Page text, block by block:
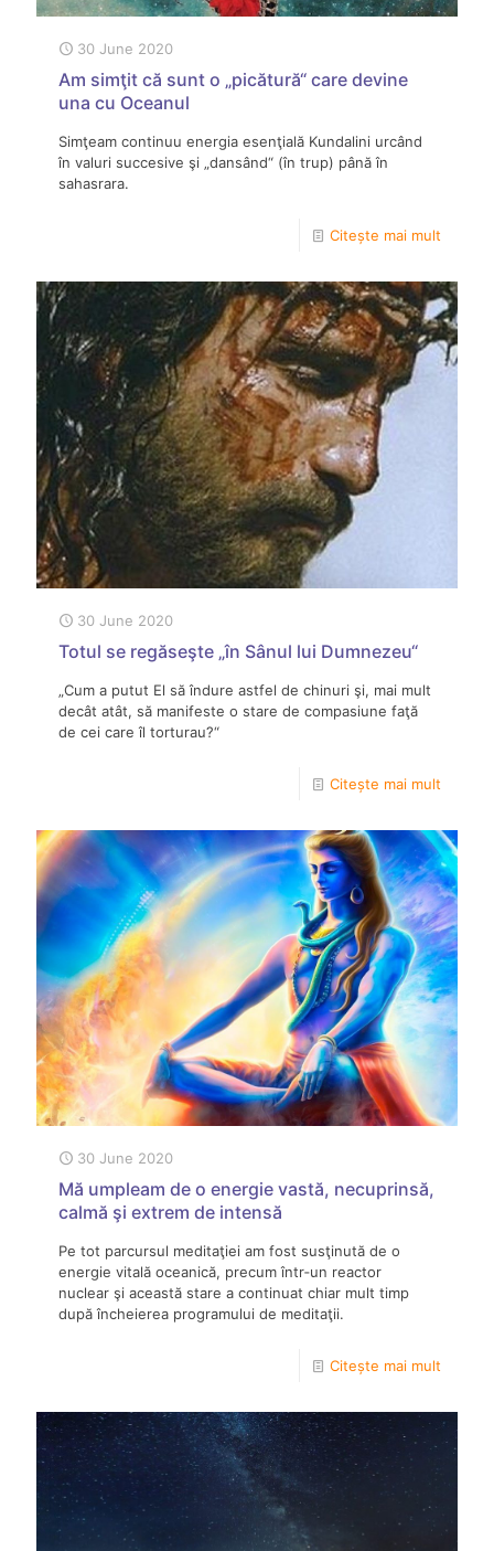
30 June 2020
Am simţit că sunt o „picătură“ care devine
una cu Oceanul
Simţeam continuu energia esenţială Kundalini urcând
în valuri succesive şi „dansând“ (în trup) până în
sahasrara.
Citește mai mult
30 June 2020
Totul se regăseşte „în Sânul lui Dumnezeu“
„Cum a putut El să îndure astfel de chinuri şi, mai mult
decât atât, să manifeste o stare de compasiune faţă
de cei care îl torturau?“
Citește mai mult
30 June 2020
Mă umpleam de o energie vastă, necuprinsă,
calmă şi extrem de intensă
Pe tot parcursul meditaţiei am fost susţinută de o
energie vitală oceanică, precum într‑un reactor
nuclear şi această stare a continuat chiar mult timp
după încheierea programului de meditaţii.
Citește mai mult